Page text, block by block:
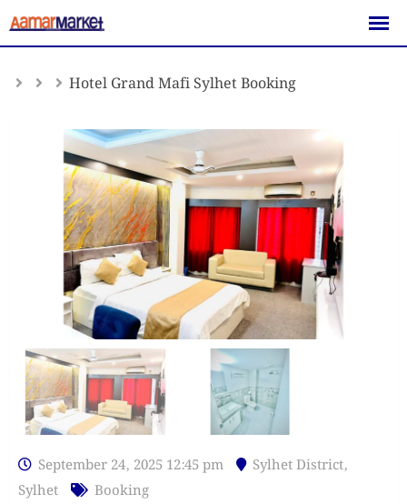
Skip
to
Hotel Grand Mafi Sylhet Booking
September 24, 2025 12:45 pm Sylhet District,
Sylhet
Booking